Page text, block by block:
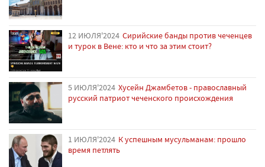
12 ИЮЛЯ'2024 Сирийские банды против чеченцев
и турок в Вене: кто и что за этим стоит?
5 ИЮЛЯ'2024 Хусейн Джамбетов - православный
русский патриот чеченского происхождения
1 ИЮЛЯ'2024 К успешным мусульманам: прошло
время петлять